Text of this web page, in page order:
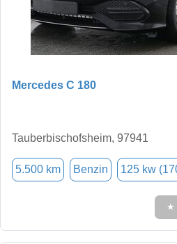
Mercedes C 180
Tauberbischofsheim, 97941
5.500 km Benzin 125 kw
★